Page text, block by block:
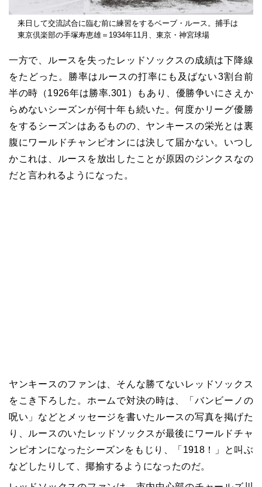
来日して交流試合に臨む前に練習をするベーブ・ルース。捕手は
東京倶楽部の手塚寿恵雄＝1934年11月、東京・神宮球場
一方で、ルースを失ったレッドソックスの成績は下降線
をたどった。勝率はルースの打率にも及ばない3割台前
半の時（1926年は勝率.301）もあり、優勝争いにさえか
らめないシーズンが何十年も続いた。何度かリーグ優勝
をするシーズンはあるものの、ヤンキースの栄光とは裏
腹にワールドチャンピオンには決して届かない。いつし
かこれは、ルースを放出したことが原因のジンクスなの
だと言われるようになった。
ヤンキースのファンは、そんな勝てないレッドソックス
をこき下ろした。ホームで対決の時は、「バンビーノの
呪い」などとメッセージを書いたルースの写真を掲げた
り、ルースのいたレッドソックスが最後にワールドチャ
ンピオンになったシーズンをもじり、「1918！」と叫ぶ
などしたりして、揶揄するようになったのだ。